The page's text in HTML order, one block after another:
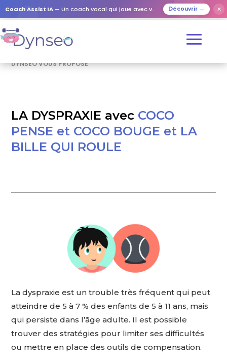
Coach Assist IA — Un coach vocal qui joue avec vos proches Découvrir → ✕
DYNSEO VOUS PROPOSE
LA DYSPRAXIE avec COCO
PENSE et COCO BOUGE et LA
BILLE QUI ROULE
La dyspraxie est un trouble très fréquent qui peut
atteindre de 5 à 7 % des enfants de 5 à 11 ans, mais
qui persiste dans l’âge adulte. Il est possible
trouver des stratégies pour limiter ses difficultés
ou mettre en place des outils de compensation.